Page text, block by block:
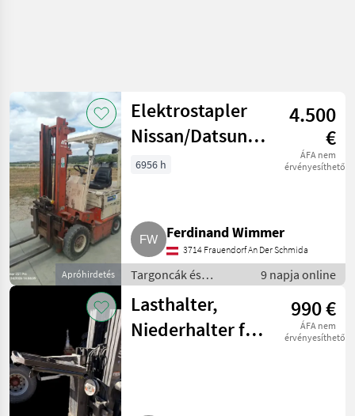
Apróhirdetés
Elektrostapler
Nissan/Datsun
EB01
4.500
€
ÁFA nem
érvényesíthető
6956 h
Ferdinand Wimmer
3714 Frauendorf An Der Schmida
Targoncák és
raktártechnika /
Targonca
9 napja online
Lasthalter,
Niederhalter für
990 €
ÁFA nem
érvényesíthető